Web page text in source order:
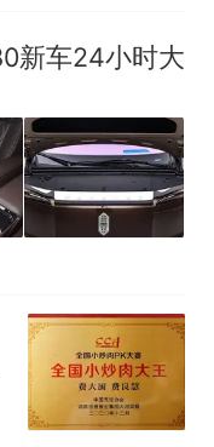
新车24小时大